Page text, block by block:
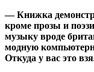
— Книжка
кроме прозы и
музыку вроде
модную
Откуда у вас это